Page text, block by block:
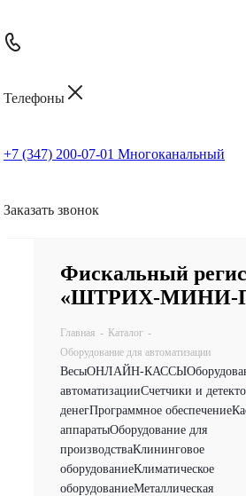
Телефоны
+7 (347) 200-07-01 Многоканальный
Заказать звонок
Фискальный
«ШТРИХ-МИНИ-
Главная - Каталог -
Оборудование для автоматизации
ВесыОНЛАЙН-КАССЫ
автоматизацииСчетчики и
денегПрограммное обеспечение
аппаратыОборудование для
производстваКлининговое
оборудованиеКлиматическое
оборудованиеМеталлическая